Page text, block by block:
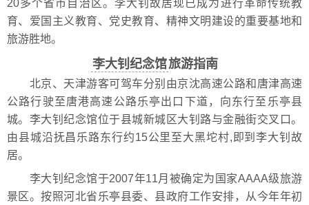
20多个省市自治区。李大钊故居现已成为进行革命传统教
育、爱国主义教育、党史教育、精神文明建设的重要基地和
旅游胜地。
李大钊纪念馆旅游指南
北京、天津游客可驾车分别由京沈高速公路和唐津高速
公路行驶至唐港高速公路乐亭出口下道，向东行至乐亭县
城。李大钊纪念馆位于县城新城区大钊路与金融街交叉口。
由县城沿抚昌乐路东行约15公里至大黑坨村,即到李大钊故
居。
李大钊纪念馆于2007年11月被确定为国家AAAA级旅游
景区。按照河北省乐亭县委、县政府工作安排，从今年年初